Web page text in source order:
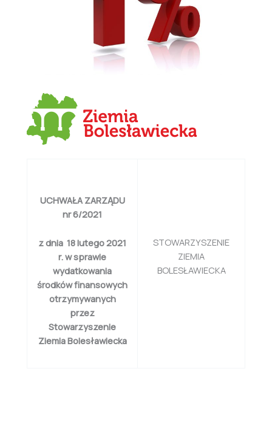
UCHWAŁA ZARZĄDU
nr 6/2021
z dnia 18 lutego 2021
r. w sprawie
wydatkowania
środków finansowych
otrzymywanych
przez
Stowarzyszenie
Ziemia Bolesławiecka
STOWARZYSZENIE
ZIEMIA
BOLESŁAWIECKA